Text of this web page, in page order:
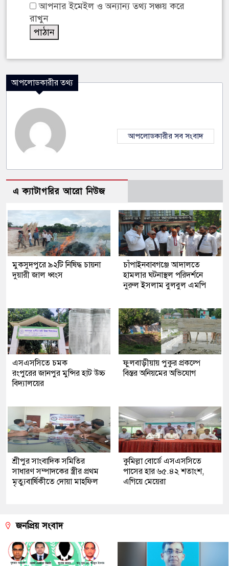
আপনার ইমেইল ও অন্যান্য তথ্য সঞ্চয় করে
রাখুন
আপলোডকারীর তথ্য
আপলোডকারীর সব সংবাদ
এ ক্যাটাগরির আরো নিউজ
মুকসুদপুরে ৯২টি নিষিদ্ধ চায়না
দুয়ারী জাল ধ্বংস
চাঁপাইনবাবগঞ্জে আদালতে
হামলার ঘটনাস্থল পরিদর্শনে
নুরুল ইসলাম বুলবুল এমপি
এসএসসিতে চমক
রংপুরের জানপুর মুন্সির হাট উচ্চ
বিদ্যালয়ের
ফুলবাড়ীয়ায় পুকুর প্রকল্পে
বিস্তর অনিয়মের অভিযোগ
শ্রীপুর সাংবাদিক সমিতির
সাধারণ সম্পাদকের স্ত্রীর প্রথম
মৃত্যুবার্ষিকীতে দোয়া মাহফিল
কুমিল্লা বোর্ডে এসএসসিতে
পাসের হার ৬৫.৪২ শতাংশ,
এগিয়ে মেয়েরা
জনপ্রিয় সংবাদ